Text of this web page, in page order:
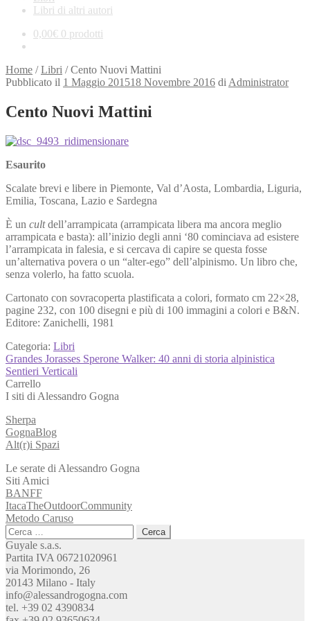
Libri di altri autori
0,00€ 0 prodotti
Home /Libri /Cento Nuovi Mattini
Pubblicato il 1 Maggio 201518 Novembre 2016 di Administrator
Cento Nuovi Mattini
Esaurito
Scalate brevi e libere in Piemonte, Val d’Aosta, Lombardia, Liguria,
Emilia, Toscana, Lazio e Sardegna
È un cultdell’arrampicata (arrampicata libera ma ancora meglio
arrampicata e basta): all’inizio degli anni ‘80 cominciava ad esistere
l’arrampicata in falesia, e si cercava di capire se questa fosse
un’alternativa povera o un “alter-ego” dell’alpinismo. Un libro che,
senza volerlo, ha fatto scuola.
Cartonato con sovracoperta plastificata a colori, formato cm 22×28,
pagine 232, con 100 disegni e più di 100 immagini a colori e B&N.
Editore: Zanichelli, 1981
Categoria: Libri
Navigazione
articoli
Articolo
precedente:
Grandes Jorasses Sperone Walker: 40 anni di storia alpinistica
Articolo
successivo:
Sentieri Verticali
Carrello
I siti di Alessandro Gogna
Sherpa
GognaBlog
Alt(r)i Spazi
Le serate di Alessandro Gogna
Siti Amici
BANFF
ItacaTheOutdoorCommunity
Metodo Caruso
Ricerca
per:
Guyale s.a.s.
Partita IVA 06721020961
via Morimondo, 26
20143 Milano - Italy
info@alessandrogogna.com
tel. +39 02 4390834